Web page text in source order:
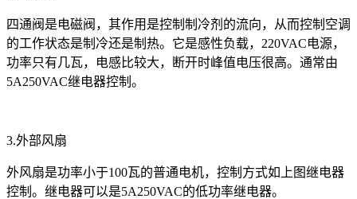
四通阀是电磁阀，其作用是控制制冷剂的流向，从而控制空调
的工作状态是制冷还是制热。它是感性负载，220VAC电源，
功率只有几瓦，电感比较大，断开时峰值电压很高。通常由
5A250VAC继电器控制。
3.外部风扇
外风扇是功率小于100瓦的普通电机，控制方式如上图继电器
控制。继电器可以是5A250VAC的低功率继电器。